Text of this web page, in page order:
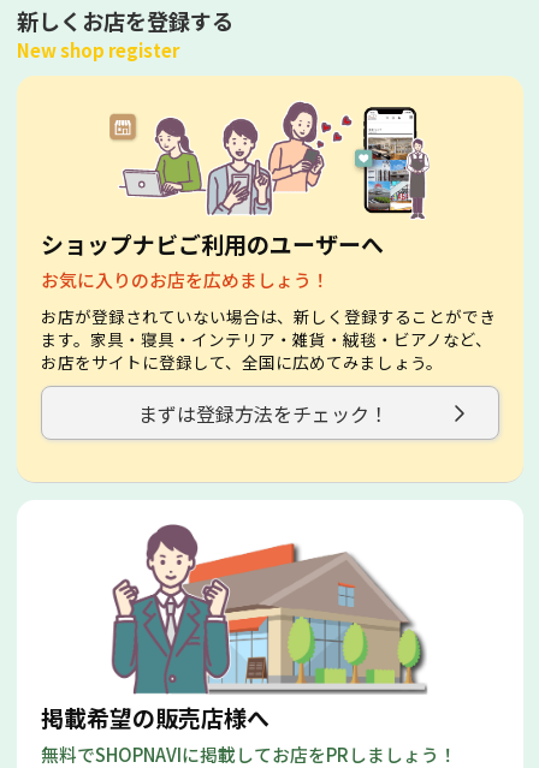
新しくお店を登録する
New shop register
ショップナビご利用のユーザーへ
お気に入りのお店を広めましょう！
お店が登録されていない場合は、新しく登録することができ
ます。家具・寝具・インテリア・雑貨・絨毯・ビアノなど、
お店をサイトに登録して、全国に広めてみましょう。
まずは登録方法をチェック！
掲載希望の販売店様へ
無料でSHOPNAVIに掲載してお店をPRしましょう！